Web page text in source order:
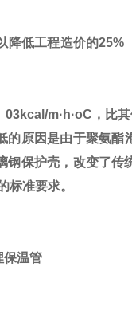
降低工程造价的25%
03kcal/m·h·oC ，比
的原因是由于聚氨酯
钢保护壳，改变了传
标准要求。
保温管